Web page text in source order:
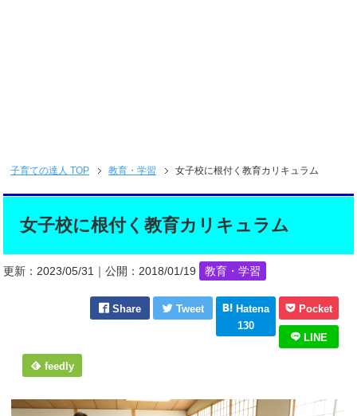
子育ての達人 TOP 教育・学習 女子校に根付く教育カリキュラム
女子校に根付く教育カリキュラム
更新：2023/05/31 ｜公開：2018/01/19 教育・学習
Share Tweet
Hatena
130
Pocket
LINE
feedly